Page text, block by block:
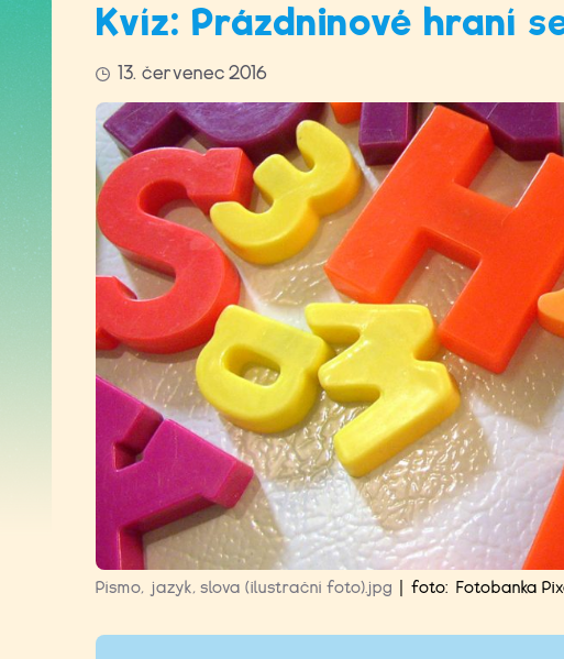
Kvíz: Prázdninové hraní
13. červenec 2016
Písmo, jazyk, slova (ilustrační foto).jpg foto: Fotobanka